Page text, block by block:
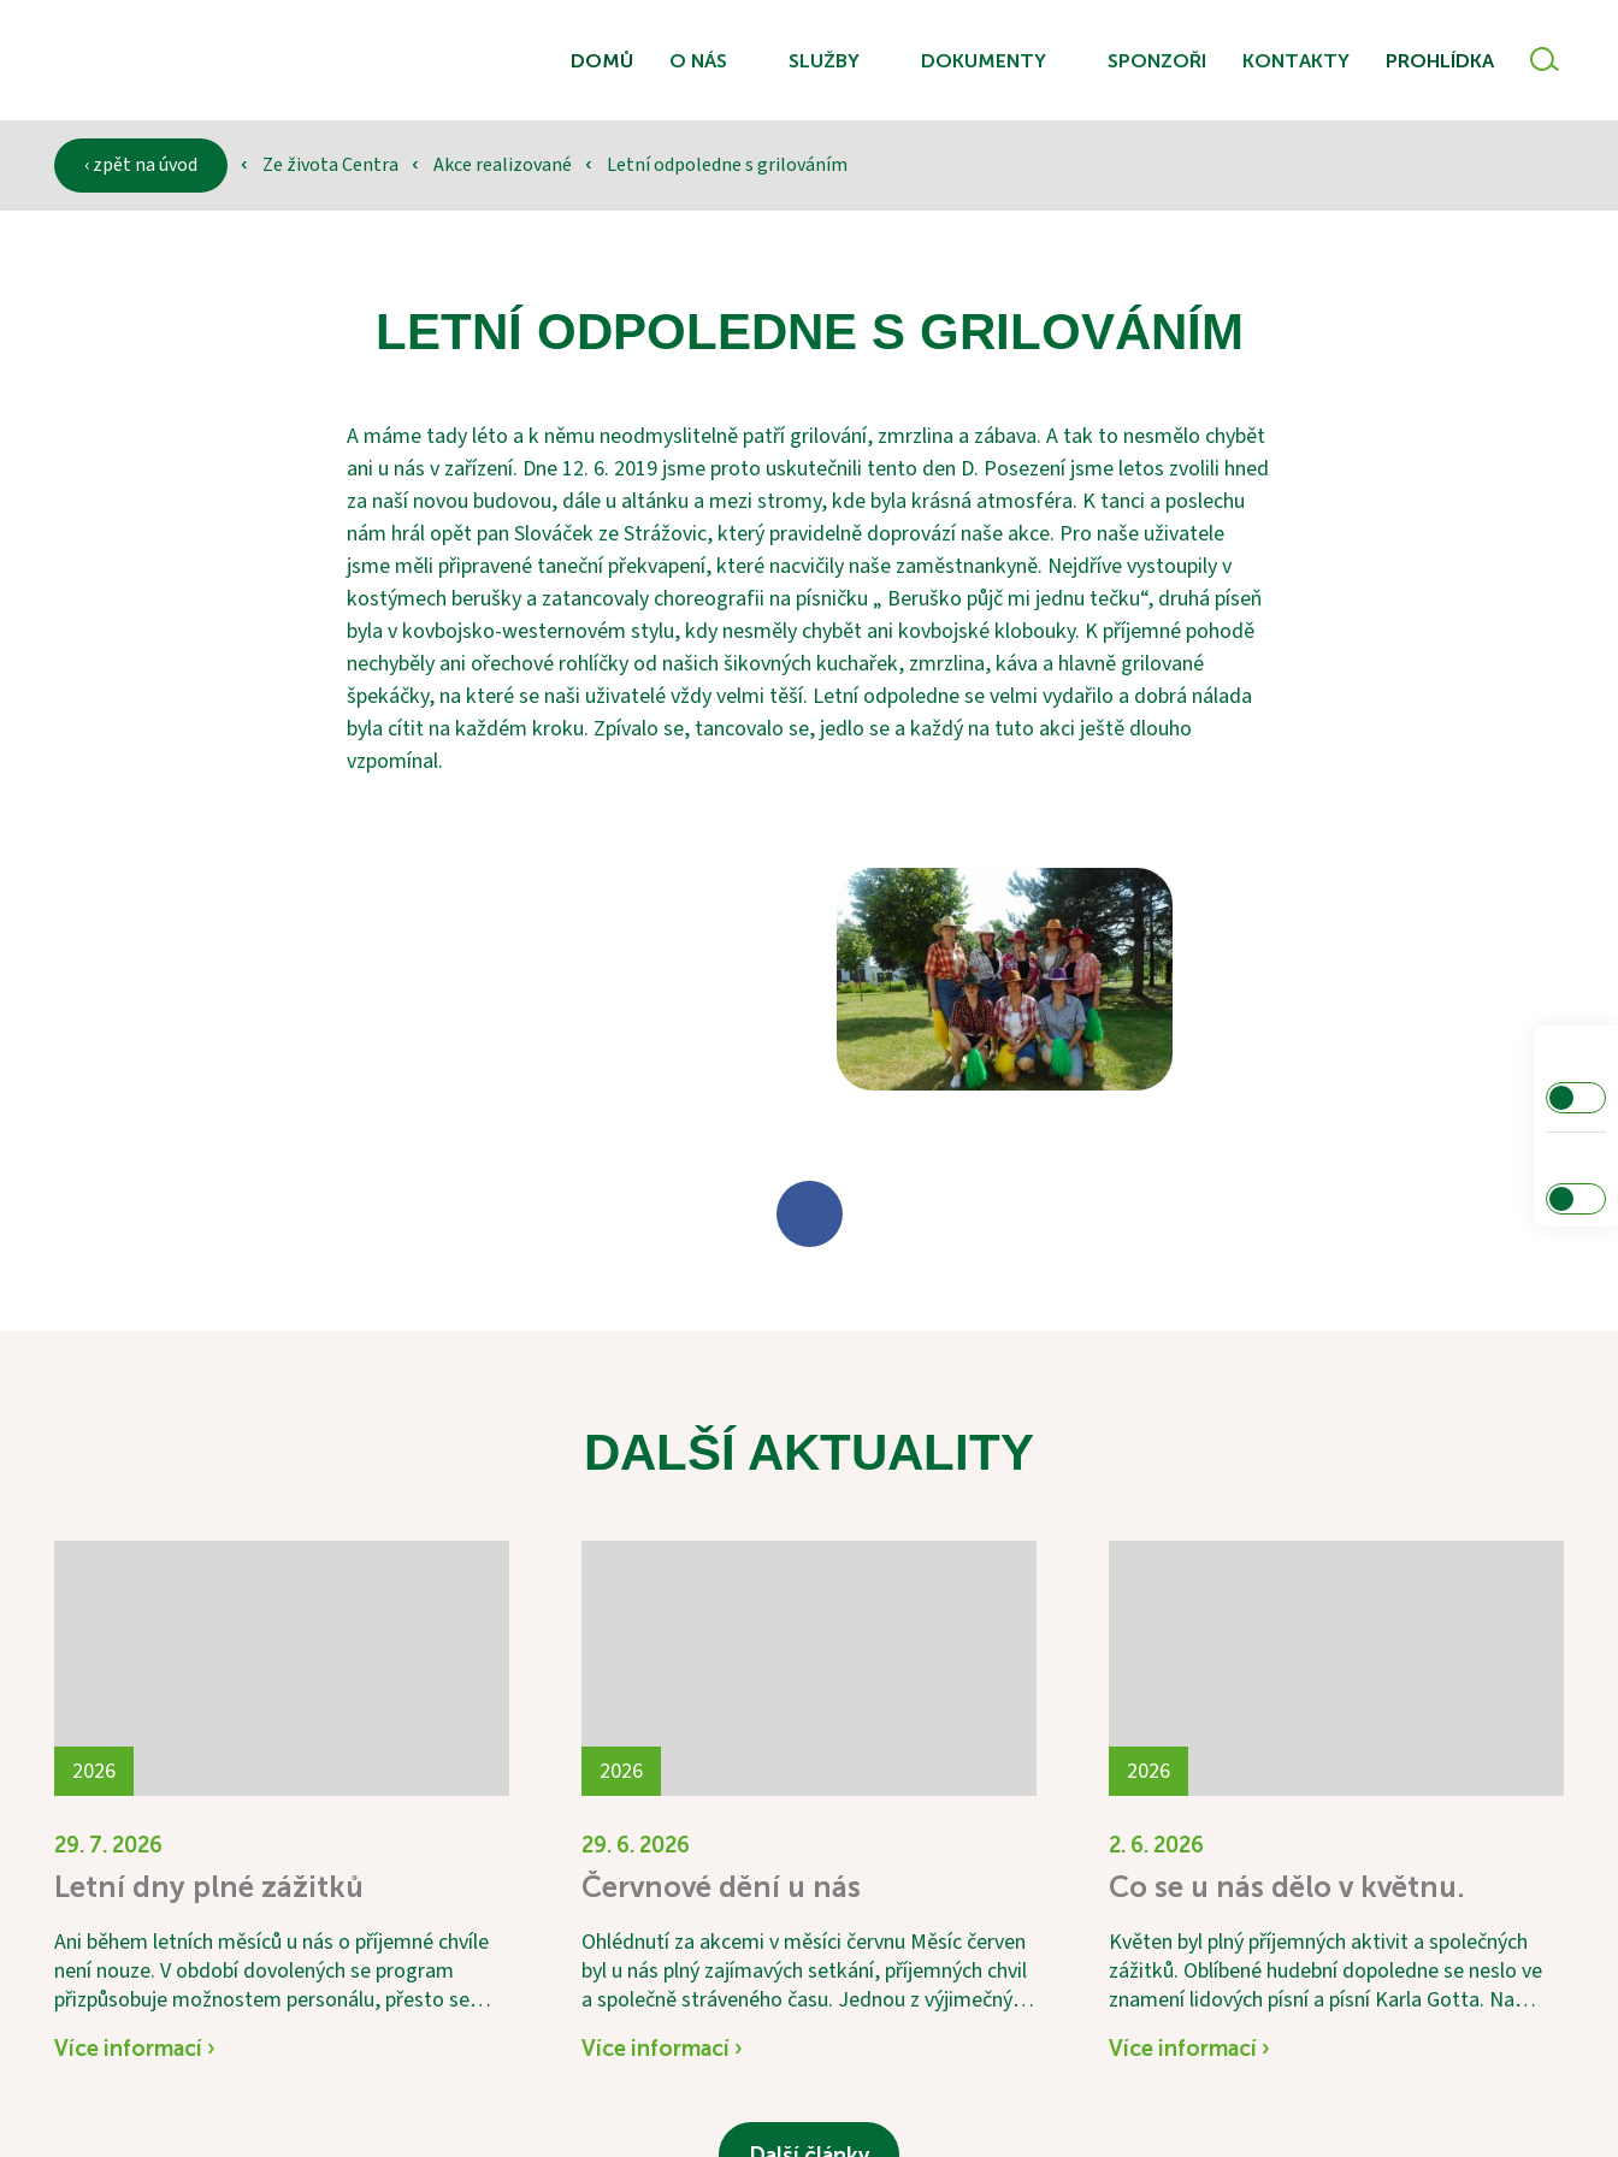
DOMŮ O NÁS SLUŽBY DOKUMENTY SPONZOŘI KONTAKTY PROHLÍDKA
‹ zpět na úvod ‹ Ze života Centra ‹ Akce realizované ‹ Letní odpoledne s grilováním
LETNÍ ODPOLEDNE S GRILOVÁNÍM
A máme tady léto a k němu neodmyslitelně patří grilování, zmrzlina a zábava. A tak to nesmělo chybět
ani u nás v zařízení. Dne 12. 6. 2019 jsme proto uskutečnili tento den D. Posezení jsme letos zvolili hned
za naší novou budovou, dále u altánku a mezi stromy, kde byla krásná atmosféra. K tanci a poslechu
nám hrál opět pan Slováček ze Strážovic, který pravidelně doprovází naše akce. Pro naše uživatele
jsme měli připravené taneční překvapení, které nacvičily naše zaměstnankyně. Nejdříve vystoupily v
kostýmech berušky a zatancovaly choreografii na písničku „ Beruško půjč mi jednu tečku“, druhá píseň
byla v kovbojsko-westernovém stylu, kdy nesměly chybět ani kovbojské klobouky. K příjemné pohodě
nechyběly ani ořechové rohlíčky od našich šikovných kuchařek, zmrzlina, káva a hlavně grilované
špekáčky, na které se naši uživatelé vždy velmi těší. Letní odpoledne se velmi vydařilo a dobrá nálada
byla cítit na každém kroku. Zpívalo se, tancovalo se, jedlo se a každý na tuto akci ještě dlouho
vzpomínal.
DALŠÍ AKTUALITY
2026
29. 7. 2026
Letní dny plné zážitků
Ani během letních měsíců u nás o příjemné chvíle
není nouze. V období dovolených se program
přizpůsobuje možnostem personálu, přesto se
zajímavé aktivity. Velkým zážitkem byla společná
Více informací ›
2026
29. 6. 2026
Červnové dění u nás
Ohlédnutí za akcemi v měsíci červnu Měsíc červen
byl u nás plný zajímavých setkání, příjemných chvil
a společně stráveného času. Jednou z výjimečných
čase“, která sklidila velký úspěch. Návštěvníci si
zaměstnanců a zavzpomínat na časy minulé. K
příjemné atmosféře nechyběly ani tradiční
Více informací ›
2026
2. 6. 2026
Co se u nás dělo v květnu.
Květen byl plný příjemných aktivit a společných
zážitků. Oblíbené hudební dopoledne se neslo ve
znamení lidových písní a písní Karla Gotta. Na
uživatelka. Jako každý měsíc proběhl také
Více informací ›